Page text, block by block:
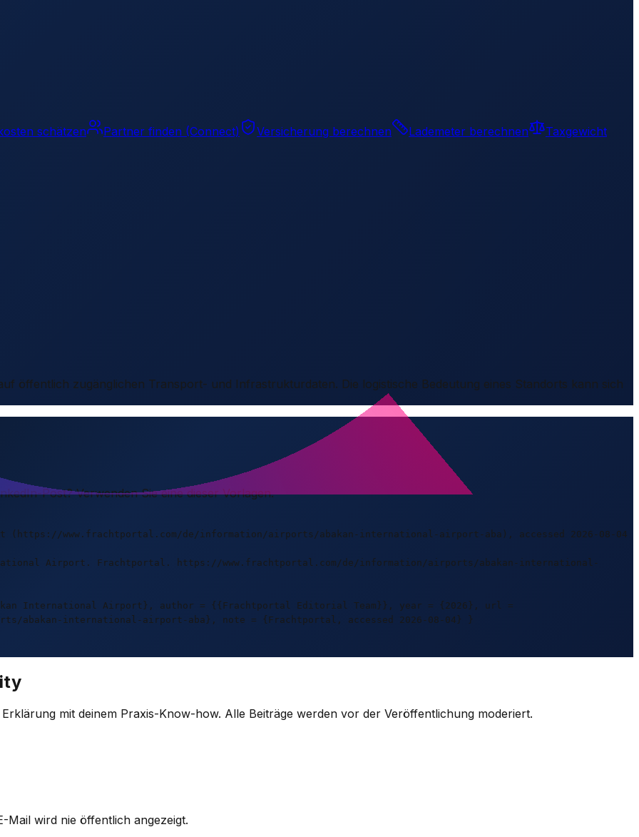
schätzen Partner finden (Connect) Versicherung berechnen Lademeter berechnen Taxgewicht
öffentlich zugänglichen Transport- und Infrastrukturdaten. Die logistische Bedeutung eines Standorts kann sich
Post? Verwenden Sie eine dieser Vorlagen.
www.frachtportal.com/de/information/airports/abakan-international-airport-aba), accessed 2026-08-04
Airport. Frachtportal. https://www.frachtportal.com/de/information/airports/abakan-international-
International Airport}, author = {{Frachtportal Editorial Team}}, year = {2026}, url =
abakan-international-airport-aba}, note = {Frachtportal, accessed 2026-08-04} }
mit deinem Praxis-Know-how. Alle Beiträge werden vor der Veröffentlichung moderiert.
Mail wird nie öffentlich angezeigt.